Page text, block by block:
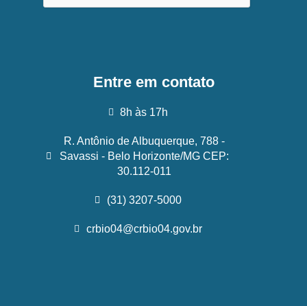
Entre em contato
8h às 17h
R. Antônio de Albuquerque, 788 -
Savassi - Belo Horizonte/MG CEP:
30.112-011
(31) 3207-5000
crbio04@crbio04.gov.br